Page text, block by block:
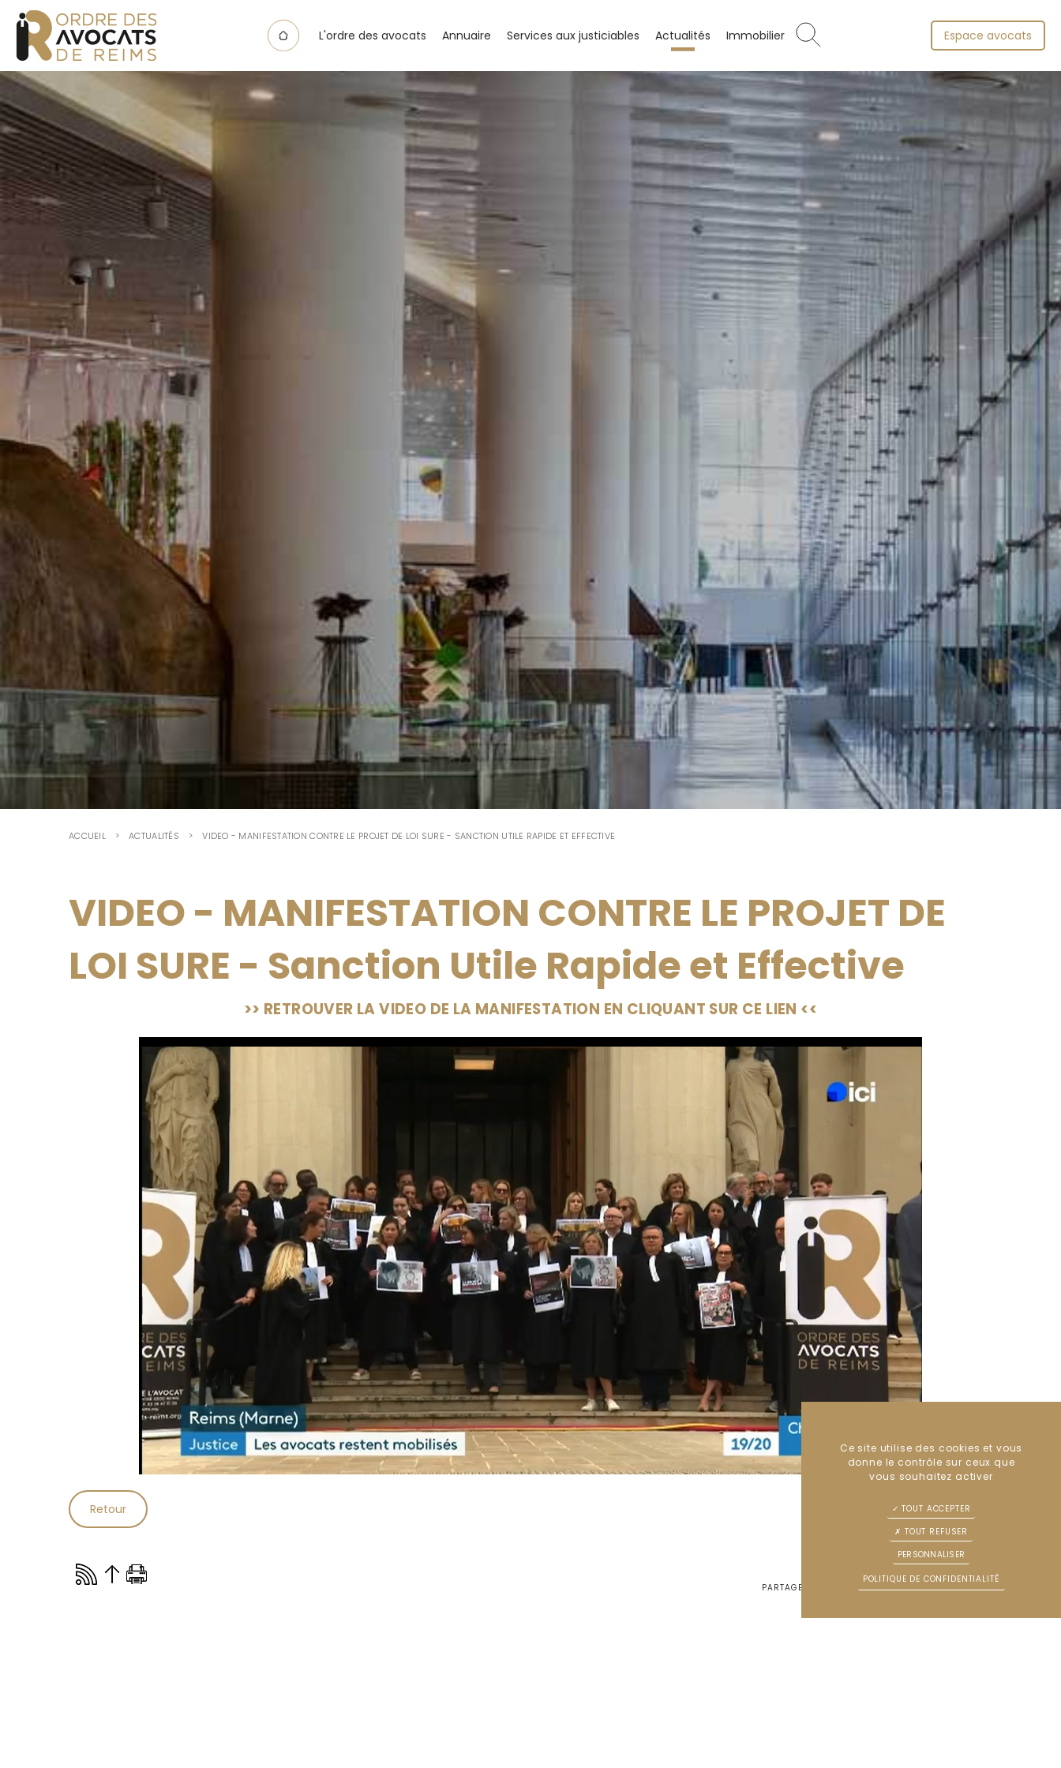
L'ordre des avocats Annuaire Services aux justiciables Actualités Immobilier Espace avocats
ACCUEIL ACTUALITÉS VIDEO - MANIFESTATION CONTRE LE PROJET DE LOI SURE - SANCTION UTILE RAPIDE ET EFFECTIVE
VIDEO - MANIFESTATION CONTRE LE PROJET DE
LOI SURE - Sanction Utile Rapide et Effective
>> RETROUVER LA VIDEO DE LA MANIFESTATION EN CLIQUANT SUR CE LIEN <<
Retour
PARTAGER Favoris
Panneau de gestion des cookies
Ce site utilise des cookies et vous
donne le contrôle sur ceux que
vous souhaitez activer
TOUT ACCEPTER
TOUT REFUSER
PERSONNALISER
POLITIQUE DE CONFIDENTIALITÉ